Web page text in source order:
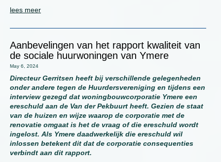
lees meer
Aanbevelingen van het rapport kwaliteit van
de sociale huurwoningen van Ymere
May 6, 2024
Directeur Gerritsen heeft bij verschillende gelegenheden
onder andere tegen de Huurdersvereniging en tijdens een
interview gezegd dat woningbouwcorporatie Ymere een
ereschuld aan de Van der Pekbuurt heeft. Gezien de staat
van de huizen en wijze waarop de corporatie met de
renovatie omgaat is het de vraag of die ereschuld wordt
ingelost. Als Ymere daadwerkelijk die ereschuld wil
inlossen betekent dit dat de corporatie consequenties
verbindt aan dit rapport.